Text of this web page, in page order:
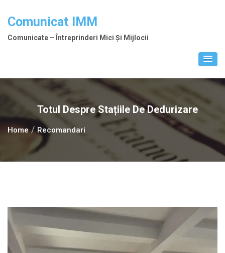
Comunicat IMM
Comunicate – Întreprinderi Mici Și Mijlocii
Totul Despre Stațiile De Dedurizare
Home Recomandari